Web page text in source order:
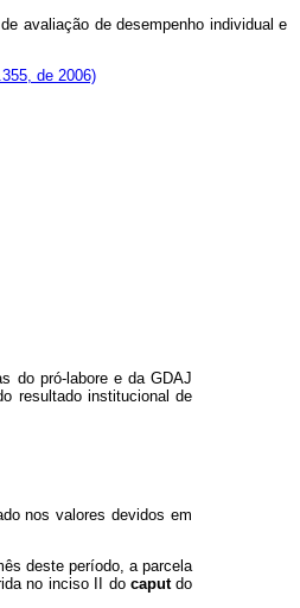
avaliação de desempenho individual e
de 2006)
do pró-labore e da GDAJ
resultado institucional de
nos valores devidos em
deste período, a parcela
no inciso II do caputdo